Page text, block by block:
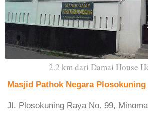
2.2 km dari Damai House
Masjid Pathok Negara Plosokuning
Jl. Plosokuning Raya No. 99,